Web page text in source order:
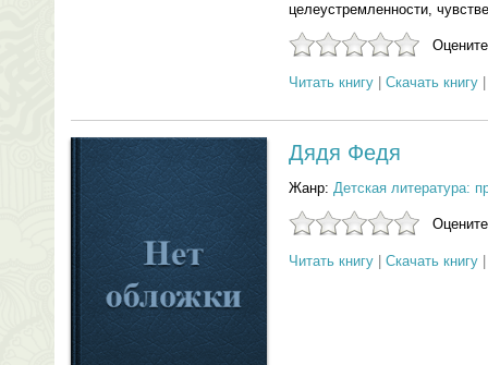
целеустремленности,
Читать книгу Скачать книгу
Дядя Федя
Жанр: Детская литература:
Читать книгу Скачать книгу